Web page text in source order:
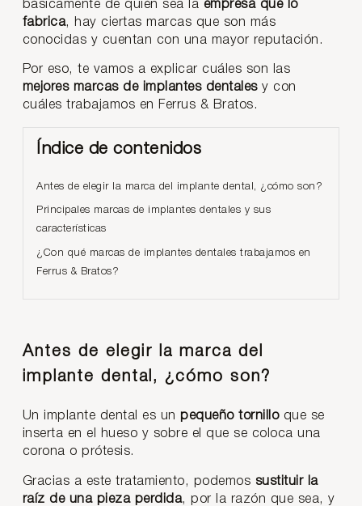
básicamente de quién sea la empresa que lo
fabrica, hay ciertas marcas que son más
conocidas y cuentan con una mayor reputación.
Por eso, te vamos a explicar cuáles son las
mejores marcas de implantes dentalesy con
cuáles trabajamos en Ferrus & Bratos.
Índice de contenidos
Antes de elegir la marca del implante dental, ¿cómo son?
Principales marcas de implantes dentales y sus
características
¿Con qué marcas de implantes dentales trabajamos en
Ferrus & Bratos?
Antes de elegir la marca del
implante dental, ¿cómo son?
Un implante dental es un pequeño tornilloque se
inserta en el hueso y sobre el que se coloca una
corona o prótesis.
Gracias a este tratamiento, podemos sustituir la
raíz de una pieza perdida, por la razón que sea, y